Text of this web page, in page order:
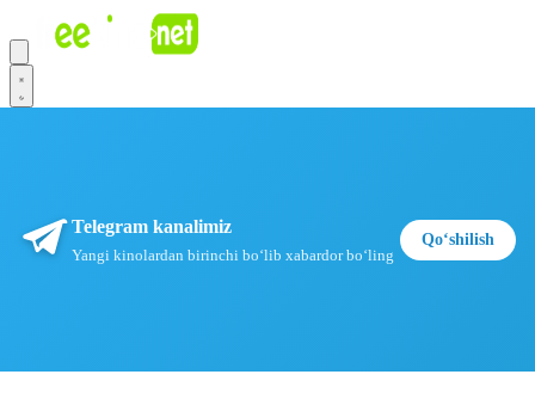
Telegram kanalimiz
Yangi kinolardan birinchi boʻlib xabardor boʻling
Qoʻshilish